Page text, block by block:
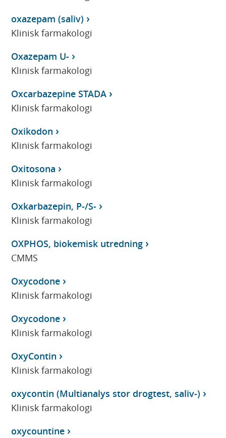
oxazepam (saliv)
Klinisk farmakologi
Oxazepam U-
Klinisk farmakologi
Oxcarbazepine STADA
Klinisk farmakologi
Oxikodon
Klinisk farmakologi
Oxitosona
Klinisk farmakologi
Oxkarbazepin, P-/S-
Klinisk farmakologi
OXPHOS, biokemisk utredning
CMMS
Oxycodone
Klinisk farmakologi
Oxycodone
Klinisk farmakologi
OxyContin
Klinisk farmakologi
oxycontin (Multianalys stor drogtest, saliv-)
Klinisk farmakologi
oxycountine